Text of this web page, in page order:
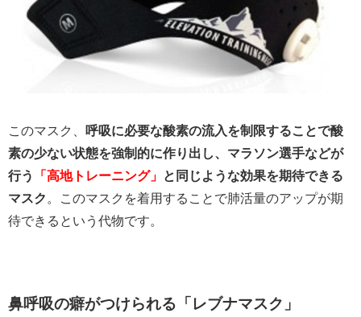
このマスク、
呼吸に必要な酸素の流入を制限することで酸
素の少ない状態を強制的に作り出し、マラソン選手などが
行う
「高地トレーニング」 と同じような効果を期待できる
マスク 。このマスクを着用することで肺活量のアップが期
待できるという代物です。
鼻呼吸の癖がつけられる「レブナマスク」